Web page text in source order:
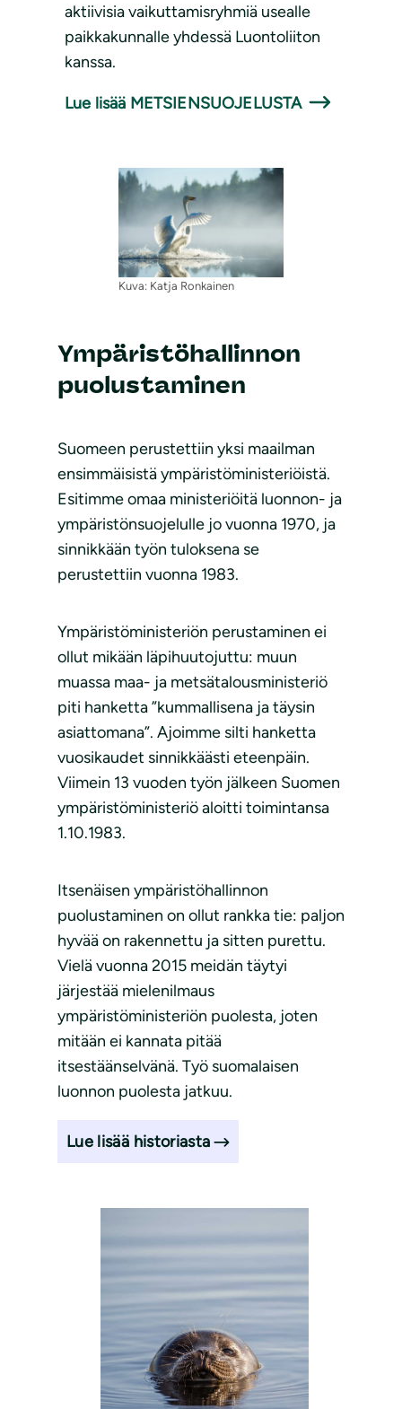
aktiivisia vaikuttamisryhmiä usealle
paikkakunnalle yhdessä Luontoliiton
kanssa.
Lue lisää METSIENSUOJELUSTA
Kuva: Katja Ronkainen
Ympäristöhallinnon
puolustaminen
Suomeen perustettiin yksi maailman
ensimmäisistä ympäristöministeriöistä.
Esitimme omaa ministeriöitä luonnon- ja
ympäristönsuojelulle jo vuonna 1970, ja
sinnikkään työn tuloksena se
perustettiin vuonna 1983.
Ympäristöministeriön perustaminen ei
ollut mikään läpihuutojuttu: muun
muassa maa- ja metsätalousministeriö
piti hanketta ”kummallisena ja täysin
asiattomana”. Ajoimme silti hanketta
vuosikaudet sinnikkäästi eteenpäin.
Viimein 13 vuoden työn jälkeen Suomen
ympäristöministeriö aloitti toimintansa
1.10.1983.
Itsenäisen ympäristöhallinnon
puolustaminen on ollut rankka tie: paljon
hyvää on rakennettu ja sitten purettu.
Vielä vuonna 2015 meidän täytyi
järjestää mielenilmaus
ympäristöministeriön puolesta, joten
mitään ei kannata pitää
itsestäänselvänä. Työ suomalaisen
luonnon puolesta jatkuu.
Lue lisää historiasta